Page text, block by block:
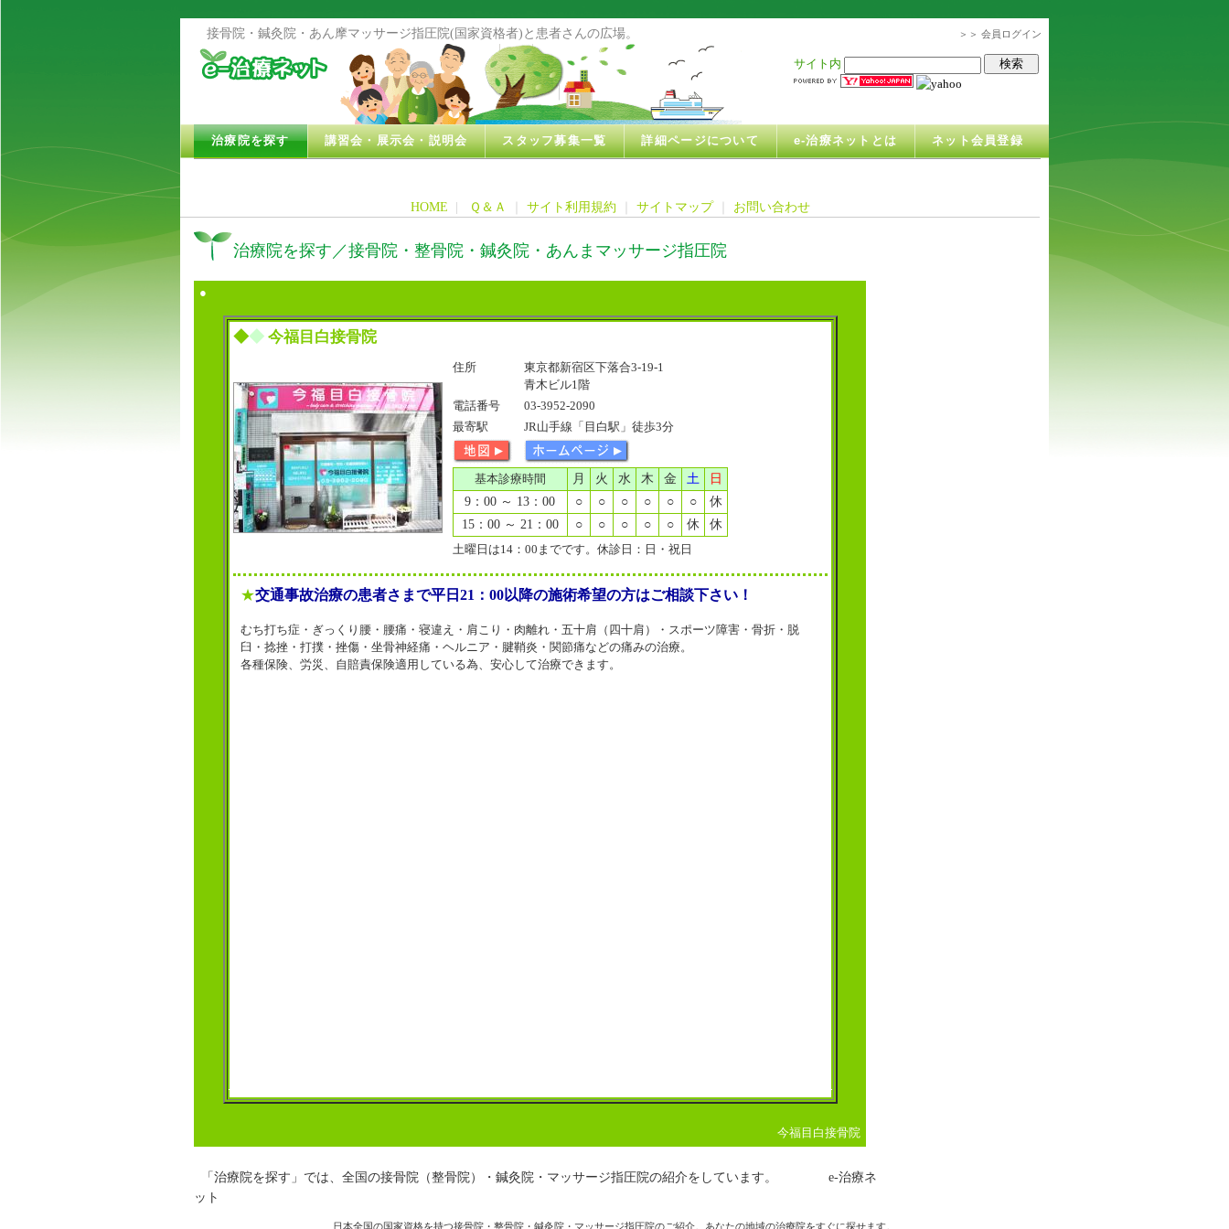
接骨院・鍼灸院・あん摩マッサージ指圧院(国家資格者)と患者さんの広場。 ＞＞ 会員ログイン
サイト内
治療院を探す 講習会・展示会・説明会 スタッフ募集一覧 詳細ページについて e-治療ネットとは ネット会員登録
HOME | Ｑ＆Ａ サイト利用規約 サイトマップ｜ お問い合わせ
治療院を探す／接骨院・整骨院・鍼灸院・あんまマッサージ指圧院
●
◆◆今福目白接骨院
住所
東京都新宿区下落合3-19-1
青木ビル1階
電話番号
03-3952-2090
最寄駅
JR山手線「目白駅」徒歩3分
基本診療時間 月 火 水 木 金 土
日
9：00 ～ 13：00
○ ○ ○ ○ ○ ○
休
15：00 ～ 21：00
○ ○ ○ ○ ○ 休
休
土曜日は14：00までです。休診日：日・祝日
★交通事故治療の患者さまで平日21：00以降の施術希望の方はご相談下さい！
むち打ち症・ぎっくり腰・腰痛・寝違え・肩こり・肉離れ・五十肩（四十肩）・スポーツ障害・骨折・脱
臼・捻挫・打撲・挫傷・坐骨神経痛・ヘルニア・腱鞘炎・関節痛などの痛みの治療。
各種保険、労災、自賠責保険適用している為、安心して治療できます。
今福目白接骨院
「治療院を探す」では、全国の接骨院（整骨院）・鍼灸院・マッサージ指圧院の紹介をしています。 e-治療ネ
ット
日本全国の国家資格を持つ接骨院・整骨院・鍼灸院・マッサージ指圧院のご紹介。あなたの地域の治療院をすぐに探せます。